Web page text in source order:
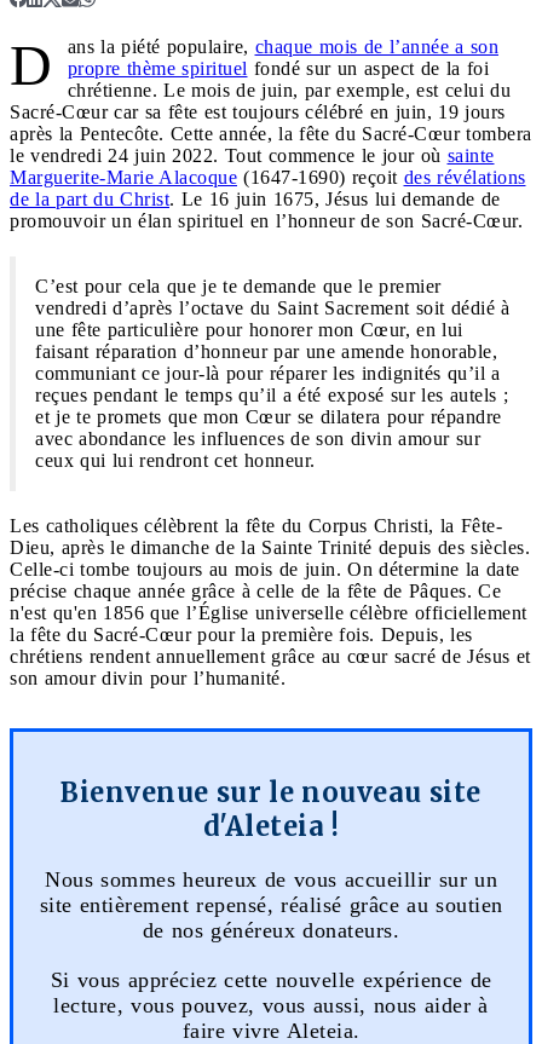
D ans la piété populaire, chaque mois de l’année a son
propre thème spirituel fondé sur un aspect de la foi
chrétienne. Le mois de juin, par exemple, est celui du
Sacré-Cœur car sa fête est toujours célébré en juin, 19 jours
après la Pentecôte. Cette année, la fête du Sacré-Cœur tombera
le vendredi 24 juin 2022. Tout commence le jour où sainte
Marguerite-Marie Alacoque (1647-1690) reçoit des révélations
de la part du Christ. Le 16 juin 1675, Jésus lui demande de
promouvoir un élan spirituel en l’honneur de son Sacré-Cœur.
C’est pour cela que je te demande que le premier
vendredi d’après l’octave du Saint Sacrement soit dédié à
une fête particulière pour honorer mon Cœur, en lui
faisant réparation d’honneur par une amende honorable,
communiant ce jour-là pour réparer les indignités qu’il a
reçues pendant le temps qu’il a été exposé sur les autels ;
et je te promets que mon Cœur se dilatera pour répandre
avec abondance les influences de son divin amour sur
ceux qui lui rendront cet honneur.
Les catholiques célèbrent la fête du Corpus Christi, la Fête-
Dieu, après le dimanche de la Sainte Trinité depuis des siècles.
Celle-ci tombe toujours au mois de juin. On détermine la date
précise chaque année grâce à celle de la fête de Pâques. Ce
n'est qu'en 1856 que l’Église universelle célèbre officiellement
la fête du Sacré-Cœur pour la première fois. Depuis, les
chrétiens rendent annuellement grâce au cœur sacré de Jésus et
son amour divin pour l’humanité.
Bienvenue sur le nouveau site
d'Aleteia !
Nous sommes heureux de vous accueillir sur un
site entièrement repensé, réalisé grâce au soutien
de nos généreux donateurs.
Si vous appréciez cette nouvelle expérience de
lecture, vous pouvez, vous aussi, nous aider à
faire vivre Aleteia.